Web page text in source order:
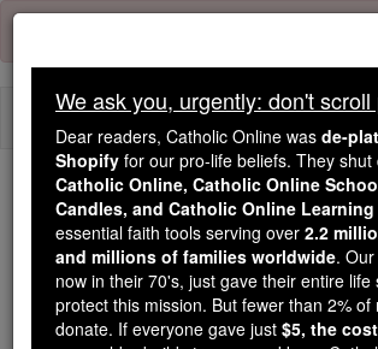
Skip
content
Because of You, 2.2
Students Are Being
Faith
Because of generous supporters
We ask you, urgently: don't
Dear readers, Catholic Online was de-
Shopify for our pro-life beliefs. They shut
Catholic Online, Catholic Online
Candles, and Catholic Online
essential faith tools serving over 2.2
and millions of families worldwide.
now in their 70's, just gave their entire life
protect this mission. But fewer than 2% of
donate. If everyone gave just $5, the